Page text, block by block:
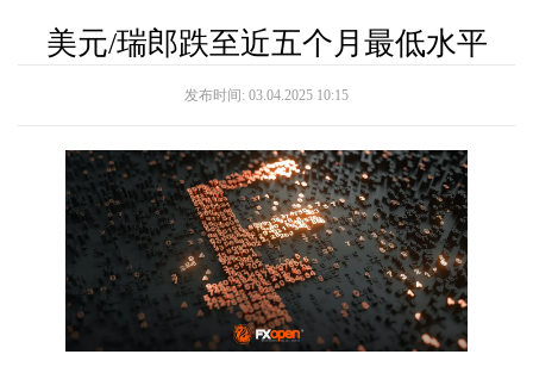
美元/瑞郎跌至近五个月最低水平
发布时间: 03.04.2025 10:15